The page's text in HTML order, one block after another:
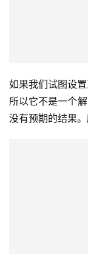
如果我们试图设
所以它不是一个
没有预期的结果